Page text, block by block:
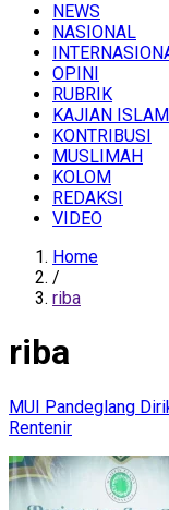
NEWS
NASIONAL
OPINI
RUBRIK
KAJIAN ISLAM
KONTRIBUSI
MUSLIMAH
KOLOM
REDAKSI
VIDEO
Home
/
riba
riba
MUI Pandeglang
Rentenir